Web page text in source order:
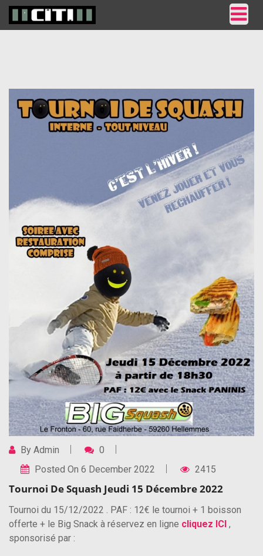
By Admin
0
Posted On 6 December 2022 2415
Tournoi De Squash Jeudi 15 Décembre 2022
Tournoi du 15/12/2022 . PAF : 12€ le tournoi + 1 boisson
offerte + le Big Snack à réservez en ligne cliquez ICI ,
sponsorisé par :